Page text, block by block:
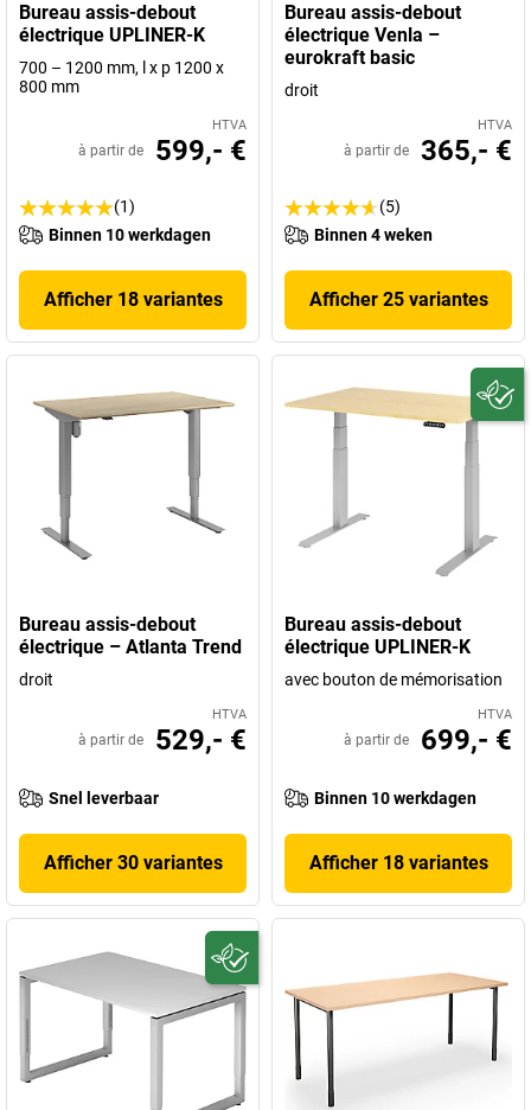
Bureau assis-debout
électrique UPLINER-K
700 – 1200 mm, l x p 1200 x
800 mm
HTVA
à partir de 599,- €
(1)
Binnen 10 werkdagen
Afficher 18 variantes
Bureau assis-debout
électrique Venla –
eurokraft basic
droit
HTVA
à partir de 365,- €
(5)
Binnen 4 weken
Afficher 25 variantes
Bureau assis-debout
électrique – Atlanta Trend
droit
HTVA
à partir de 529,- €
Snel leverbaar
Afficher 30 variantes
Bureau assis-debout
électrique UPLINER-K
avec bouton de mémorisation
HTVA
à partir de 699,- €
Binnen 10 werkdagen
Afficher 18 variantes